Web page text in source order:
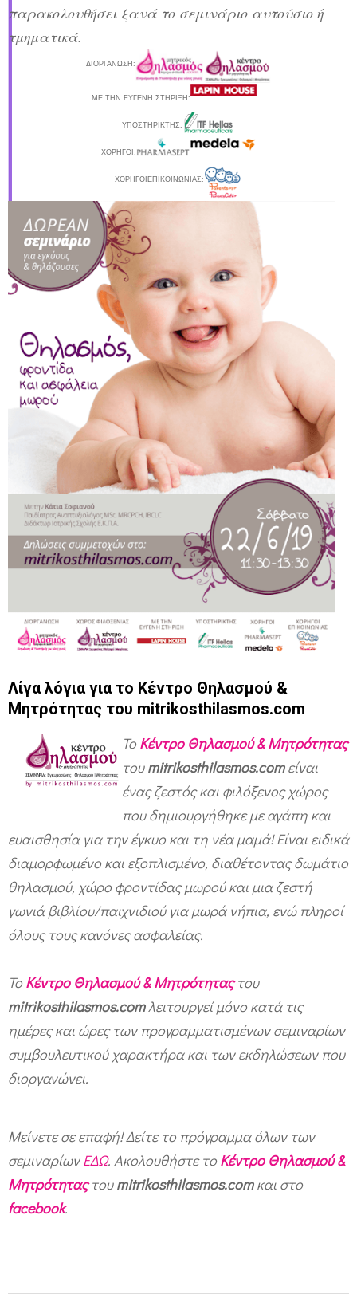
παρακολουθήσει ξανά το σεμινάριο αυτούσιο ή
τμηματικά.
ΔΙΟΡΓΑΝΩΣΗ:
ΜΕ ΤΗΝ ΕΥΓΕΝΗ ΣΤΗΡΙΞΗ:
ΥΠΟΣΤΗΡΙΚΤΗΣ:
ΧΟΡΗΓΟI:
ΧΟΡΗΓΟΙ ΕΠΙΚΟΙΝΩΝΙΑΣ:
Λίγα λόγια για το Κέντρο Θηλασμού &
Μητρότητας του mitrikosthilasmos.com
ΤοΚέντρο Θηλασμού & Μητρότητας
τουmitrikosthilasmos.comείναι
ένας ζεστός και φιλόξενος χώρος
που δημιουργήθηκε με αγάπη και
ευαισθησία για την έγκυο και τη νέα μαμά! Είναι ειδικά
διαμορφωμένο και εξοπλισμένο, διαθέτοντας δωμάτιο
θηλασμού, χώρο φροντίδας μωρού και μια ζεστή
γωνιά βιβλίου/παιχνιδιού για μωρά νήπια, ενώ πληροί
όλους τους κανόνες ασφαλείας.
ΤοΚέντρο Θηλασμού & Μητρότηταςτου
mitrikosthilasmos.comλειτουργεί μόνο κατά τις
ημέρες και ώρες των προγραμματισμένων σεμιναρίων
συμβουλευτικού χαρακτήρα και των εκδηλώσεων που
διοργανώνει.
Μείνετε σε επαφή! Δείτε το πρόγραμμα όλων των
σεμιναρίωνΕΔΩ. Ακολουθήστε τοΚέντρο Θηλασμού &
Μητρότηταςτουmitrikosthilasmos.comκαι στο
facebook.